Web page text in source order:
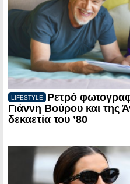
LIFESTYLE
Ρετρό
Γιάννη Βούρου και της
δεκαετία του ’80